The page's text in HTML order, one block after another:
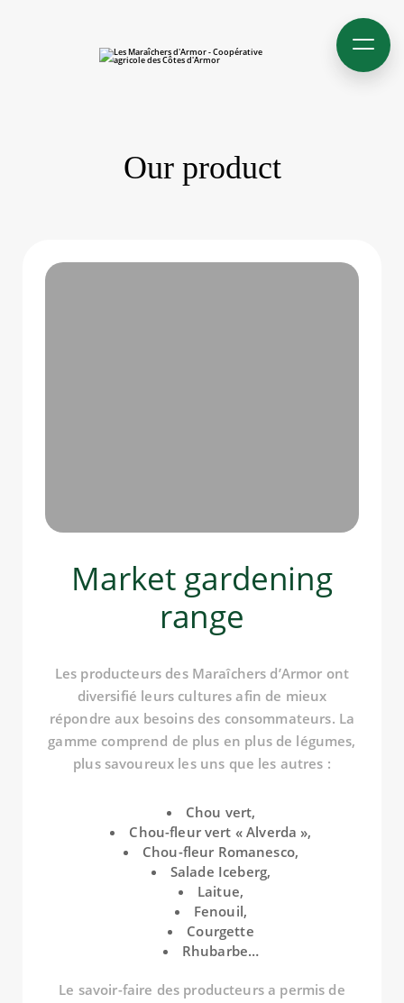
Our product
Market gardening
range
Les producteurs des Maraîchers d’Armor ont
diversifié leurs cultures afin de mieux
répondre aux besoins des consommateurs. La
gamme comprend de plus en plus de légumes,
plus savoureux les uns que les autres :
Chou vert,
Chou-fleur vert « Alverda »,
Chou-fleur Romanesco,
Salade Iceberg,
Laitue,
Fenouil,
Courgette
Rhubarbe…
Le savoir-faire des producteurs a permis de